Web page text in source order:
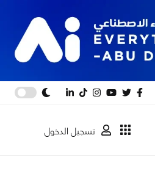
تسجيل الدخول